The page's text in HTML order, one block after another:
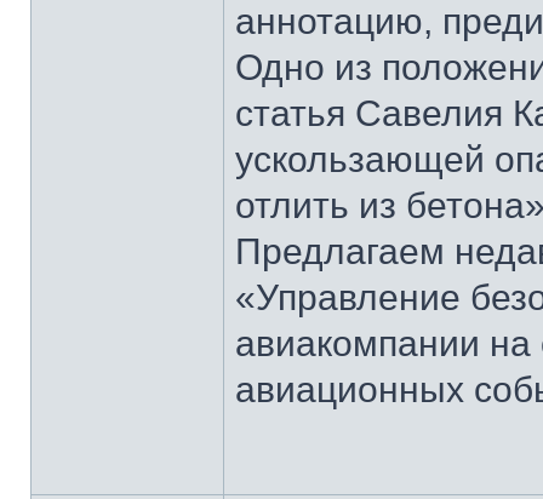
аннотацию,
Одно из
статья Савелия
ускользающей
отлить из
Предлагаем
«Управление
авиакомпании
авиационных